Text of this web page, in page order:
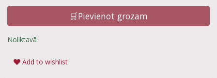
🛒Pievienot grozam
Noliktavā
Add to wishlist